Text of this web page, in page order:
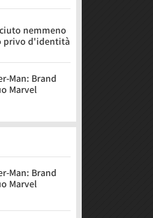
nemmeno
privo d'identità
Man: Brand
Marvel
Man: Brand
Marvel